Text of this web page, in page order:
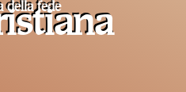
della fede